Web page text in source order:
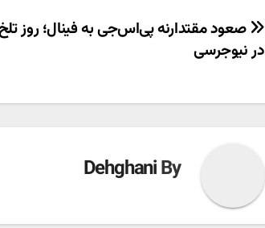
راهبری
نوشته
صعود مقتدارنه پی‌اس‌جی به فینال؛ روز تلخ
در نیوجرسی
By
Dehghani